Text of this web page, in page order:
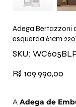
Adega Bertazzoni
esquerda 61cm
SKU: SKU
WC605BLP2T
Preço
R$ 109.990,00
A Adega de